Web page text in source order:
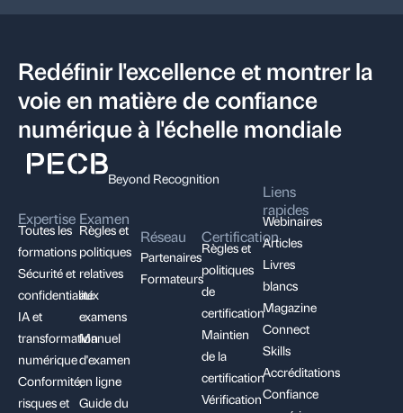
Redéfinir l'excellence et montrer la
voie en matière de confiance
numérique à l'échelle mondiale
Beyond Recognition
Expertise
Toutes les
formations
Sécurité et
confidentialité
IA et
transformation
numérique
Conformité,
risques et
Examen
Règles et
politiques
relatives
aux
examens
Manuel
d'examen
en ligne
Guide du
Réseau
Partenaires
Formateurs
Certification
Règles et
politiques
de
certification
Maintien
de la
certification
Vérification
Liens
rapides
Webinaires
Articles
Livres
blancs
Magazine
Connect
Skills
Accréditations
Confiance